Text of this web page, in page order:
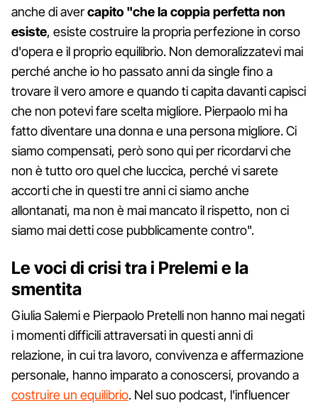
anche di avercapito "che la coppia perfetta non
esiste, esiste costruire la propria perfezione in corso
d'opera e il proprio equilibrio. Non demoralizzatevi mai
perché anche io ho passato anni da single fino a
trovare il vero amore e quando ti capita davanti capisci
che non potevi fare scelta migliore. Pierpaolo mi ha
fatto diventare una donna e una persona migliore. Ci
siamo compensati, però sono qui per ricordarvi che
non è tutto oro quel che luccica, perché vi sarete
accorti che in questi tre anni ci siamo anche
allontanati, ma non è mai mancato il rispetto, non ci
siamo mai detti cose pubblicamente contro".
Le voci di crisi tra i Prelemi e la
smentita
Giulia Salemi e Pierpaolo Pretelli non hanno mai negati
i momenti difficili attraversati in questi anni di
relazione, in cui tra lavoro, convivenza e affermazione
personale, hanno imparato a conoscersi, provando a
costruire un equilibrio. Nel suo podcast, l'influencer